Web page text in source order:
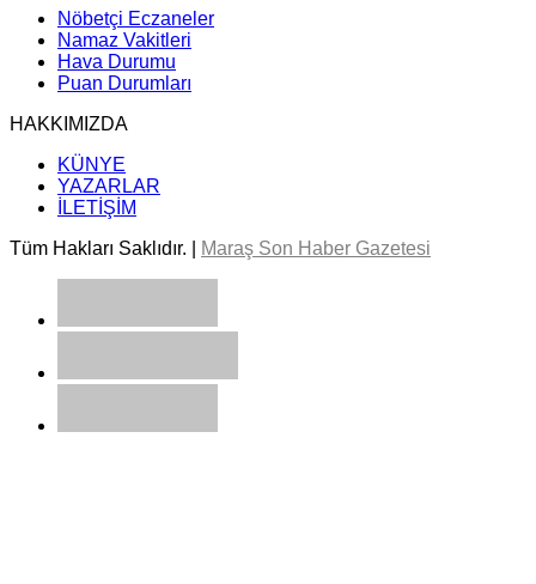
Nöbetçi Eczaneler
Namaz Vakitleri
Hava Durumu
Puan Durumları
HAKKIMIZDA
KÜNYE
YAZARLAR
İLETİŞİM
Tüm Hakları Saklıdır. |
Maraş Son Haber Gazetesi